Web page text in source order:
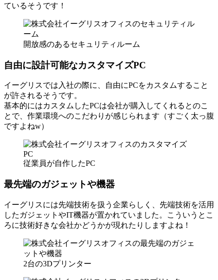
ているそうです！
開放感のあるセキュリティルーム
自由に設計可能なカスタマイズPC
イーグリスでは入社の際に、自由にPCをカスタムすること
が許されるそうです。
基本的にはカスタムしたPCは会社が購入してくれるとのこ
とで、作業環境へのこだわりが感じられます（すごく太っ腹
ですよねw）
従業員が自作したPC
最先端のガジェットや機器
イーグリスには先端技術を扱う企業らしく、先端技術を活用
したガジェットやIT機器が置かれていました。こういうとこ
ろに技術好きな会社かどうかが現れたりしますよね！
2台の3Dプリンター